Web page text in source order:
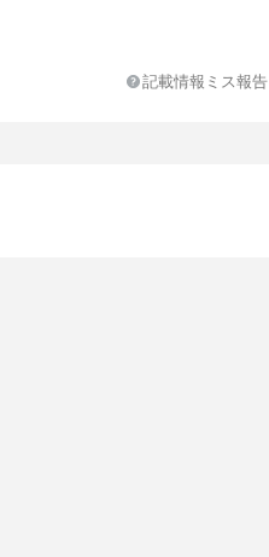
システアリン酸ジペンタエリスリチ
アセチルヘキサペプチド－８、イガ
ィトステリル／オクチルドデシ
記載情報ミス報告